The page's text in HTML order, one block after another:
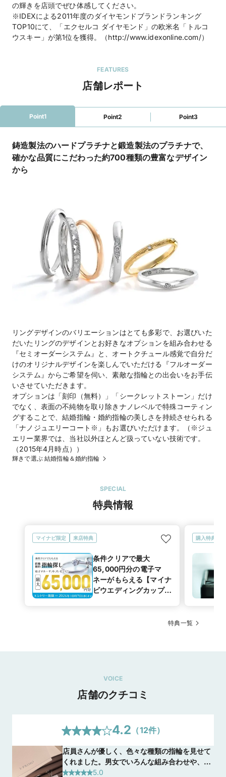
営業時間
11:00 a.m. - 9:00 p.m.（池袋パルコに準ずる）
定休日は池袋パルコに準ずる
■マイナビ特典｜ご成約で「ジュエリークリー
EXELCO DIAMOND (エクセルコ ダイヤモンド)
のホームページを見る
池袋パルコ店（直営店）
のホームページを見る
の輝きを店頭でぜひ体感してください。
※IDEXによる2011年度のダイヤモンドブランドランキング
TOP10にて、「エクセルコ ダイヤモンド」の欧米名「トルコ
ウスキー」が第1位を獲得。（http://www.idexonline.com/）
FEATURES
店舗レポート
Point1 Point2 Point3
鋳造製法のハードプラチナと鍛造製法のプラチナで、
確かな品質にこだわった約700種類の豊富なデザイン
から
リングデザインのバリエーションはとても多彩で、お選びいた
だいたリングのデザインとお好きなオプションを組み合わせる
『セミオーダーシステム』と、オートクチュール感覚で自分だ
けのオリジナルデザインを楽しんでいただける『フルオーダー
システム』からご希望を伺い、素敵な指輪との出会いをお手伝
いさせていただきます。
オプションは「刻印（無料）」「シークレットストーン」だけ
でなく、表面の不純物を取り除きナノレベルで特殊コーティン
グすることで、結婚指輪・婚約指輪の美しさを持続させられる
「ナノジュエリーコート※」もお選びいただけます。（※ジュ
エリー業界では、当社以外ほとんど扱っていない技術です。
（2015年4月時点））
輝きで選ぶ 結婚指輪＆婚約指輪
SPECIAL
特典情報
マイナビ限定 来店特典
条件クリアで最大
65,000円分の電子マ
ネーがもらえる【マイナ
ビウエディングカップル
購入特典
特典一覧
VOICE
店舗のクチコミ
4.2 （12件）
店員さんが優しく、色々な種類の指輪を見せて
くれました。男女でいろんな組み合わせや、製
造過程を教えてくれたことでペア感が出る指輪
5.0